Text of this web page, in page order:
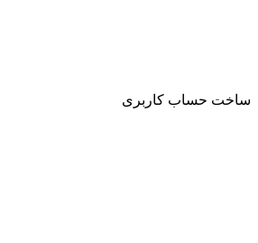
ساخت حساب کاربری